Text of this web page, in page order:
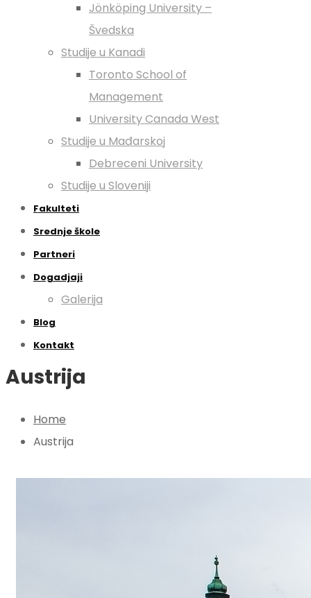
Jönköping University –
Švedska
Studije u Kanadi
Toronto School of
Management
University Canada West
Studije u Mađarskoj
Debreceni University
Studije u Sloveniji
Fakulteti
Srednje škole
Partneri
Dogadjaji
Galerija
Blog
Kontakt
Austrija
Home
Austrija